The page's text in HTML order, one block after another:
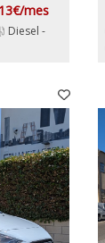
mes
Diesel -